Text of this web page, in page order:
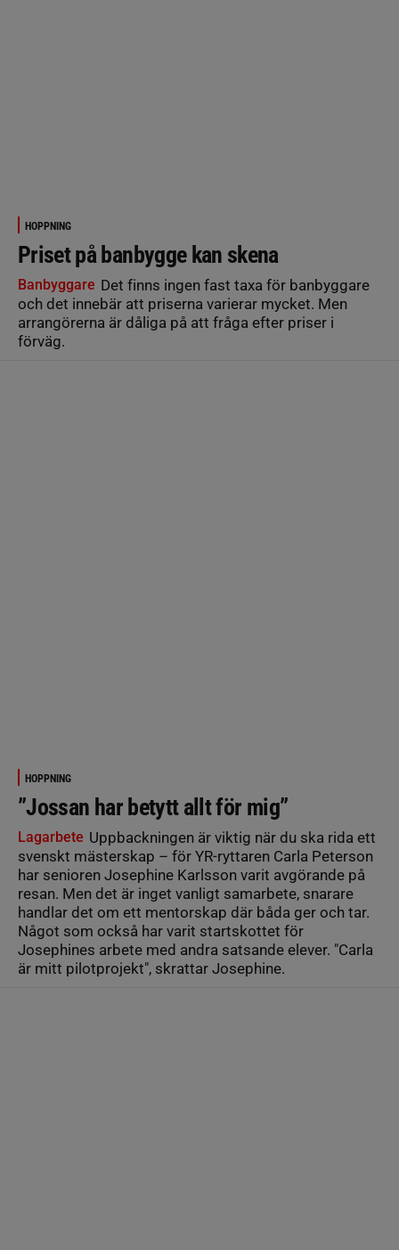
HOPPNING
Priset på banbygge kan skena
Banbyggare Det finns ingen fast taxa för banbyggare
och det innebär att priserna varierar mycket. Men
arrangörerna är dåliga på att fråga efter priser i
förväg.
HOPPNING
”Jossan har betytt allt för mig”
Lagarbete Uppbackningen är viktig när du ska rida ett
svenskt mästerskap – för YR-ryttaren Carla Peterson
har senioren Josephine Karlsson varit avgörande på
resan. Men det är inget vanligt samarbete, snarare
handlar det om ett mentorskap där båda ger och tar.
Något som också har varit startskottet för
Josephines arbete med andra satsande elever. "Carla
är mitt pilotprojekt", skrattar Josephine.